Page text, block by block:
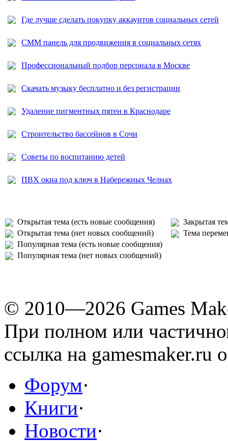
Где лучше сделать покупку аккаунтов социальных сетей
СММ панель для продвижения в социальных сетях
Профессиональный подбор персонала в Москве
Скачать музыку бесплатно и без регистрации
Удаление пигментных пятен в Краснодаре
Строительство бассейнов в Сочи
Советы по воспитанию детей
ПВХ окна под ключ в Набережных Челнах
Открытая тема (есть новые сообщения)
Закрытая
Открытая тема (нет новых сообщений)
Тема
Популярная тема (есть новые сообщения)
Популярная тема (нет новых сообщений)
© 2010—2026 Games
При полном или
ссылка на gamesmaker.ru
Форум·
Книги·
Новости·